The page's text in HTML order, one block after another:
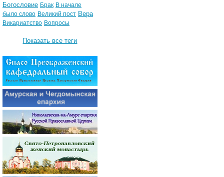
Богословие Брак В начале
было слово Великий пост Вера
Викариатство Вопросы
Показать все теги